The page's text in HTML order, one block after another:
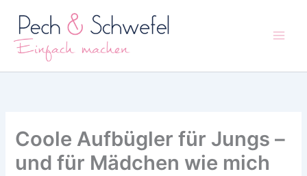
Inhalt
springen
Coole Aufbügler für Jungs –
und für Mädchen wie mich